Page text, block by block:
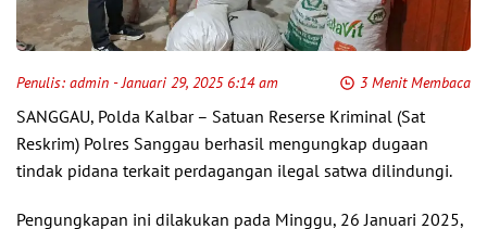
Penulis: admin - Januari 29, 2025 6:14 am 3 Menit Membaca
SANGGAU, Polda Kalbar – Satuan Reserse Kriminal (Sat
Reskrim) Polres Sanggau berhasil mengungkap dugaan
tindak pidana terkait perdagangan ilegal satwa dilindungi.
Pengungkapan ini dilakukan pada Minggu, 26 Januari 2025,